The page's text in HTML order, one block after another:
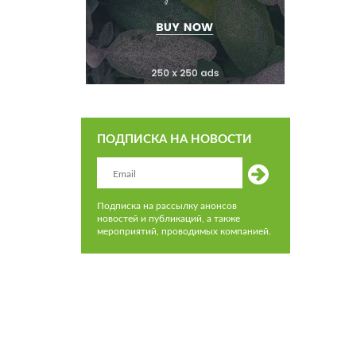
ПОДПИСКА НА НОВОСТИ
Подписка на рассылку анонсов
новостей и публикаций, а также
мероприятий, проводимых компанией.